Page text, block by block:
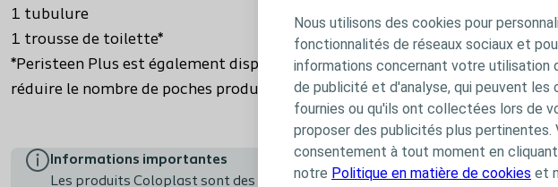
Nous utilisons des cookies pour
fonctionnalités de réseaux sociaux et
informations concernant votre utilisation
de publicité et d'analyse, qui peuvent les
fournies ou qu'ils ont collectées lors de
proposer des publicités plus
consentement à tout moment en
notre Politique en matière de cookies et
1 tubulure
1 trousse de toilette*
*Peristeen Plus est également disponible dans un paquet de rechange sans
réduire le nombre de poches produites afin de réduire notre empreinte
Informations importantes
Les produits Coloplast sont des dispositifs médicaux, produits de santé